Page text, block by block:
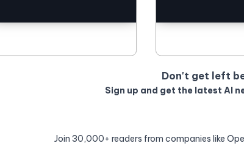
Don't get left
Sign up and get the latest AI
Join 30,000+ readers from companies like